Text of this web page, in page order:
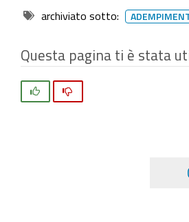
archiviato sotto:
Questa pagina ti è stata